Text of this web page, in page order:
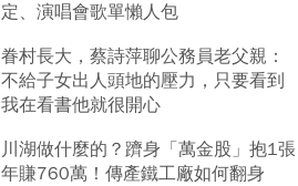
定、演唱會歌單懶人包
眷村長大，蔡詩萍聊公務員老父親：
不給子女出人頭地的壓力，只要看到
我在看書他就很開心
川湖做什麼的？躋身「萬金股」抱1張
年賺760萬！傳產鐵工廠如何翻身